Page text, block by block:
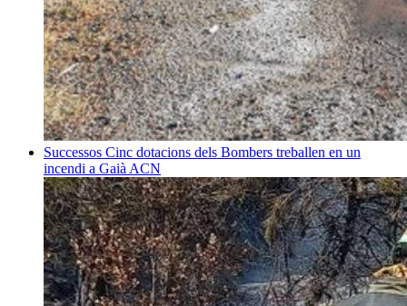
Successos Cinc dotacions dels Bombers treballen en un
incendi a Gaià ACN